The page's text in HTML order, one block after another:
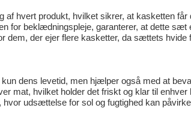
hvert produkt, hvilket sikrer, at kasketten får
for beklædningspleje, garanterer, at dette
der ejer flere kasketter, da sættets
dens levetid, men hjælper også med at
mat, hvilket holder det friskt og klar til
udsættelse for sol og fugtighed kan